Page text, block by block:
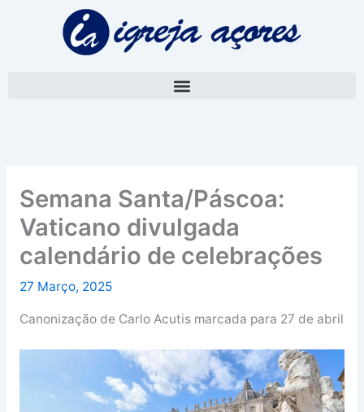
Semana Santa/Páscoa:
Vaticano divulgada
calendário de celebrações
27 Março, 2025
Canonização de Carlo Acutis marcada para 27 de abril